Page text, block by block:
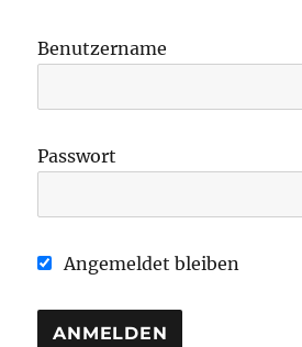
Benutzername
Passwort
Angemeldet bleiben